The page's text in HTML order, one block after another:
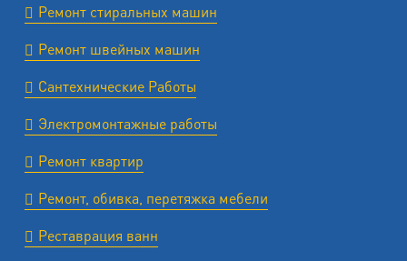
Ремонт стиральных машин
Ремонт швейных машин
Сантехнические Работы
Электромонтажные работы
Ремонт квартир
Ремонт, обивка, перетяжка мебели
Реставрация ванн